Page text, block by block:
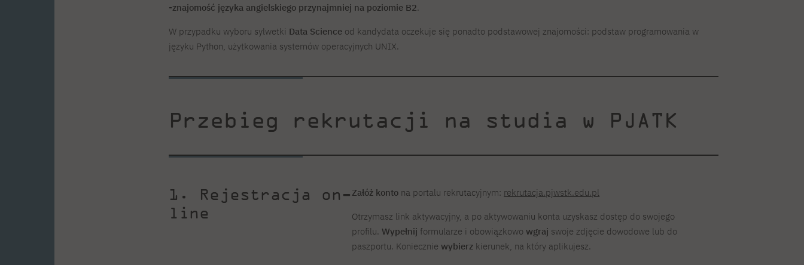
-znajomość języka angielskiego przynajmniej na poziomie B2.
W przypadku wyboru sylwetki Data Scienceod kandydata oczekuje się ponadto podstawowej znajomości: podstaw programowania w
języku Python, użytkowania systemów operacyjnych UNIX.
Przebieg rekrutacji na studia w PJATK
1. Rejestracja on-
line
Załóż konto na portalu rekrutacyjnym: rekrutacja.pjwstk.edu.pl
Otrzymasz link aktywacyjny, a po aktywowaniu konta uzyskasz dostęp do swojego
profilu.Wypełnij formularze i obowiązkowowgraj swoje zdjęcie dowodowe lub do
paszportu. Konieczniewybierz kierunek, na który aplikujesz.